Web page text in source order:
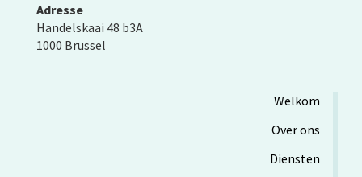
Adresse
Handelskaai 48 b3A
1000 Brussel
Welkom
Over ons
Diensten